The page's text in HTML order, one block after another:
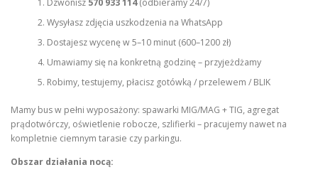
Dzwonisz 570 933 114(odbieramy 24/7)
Wysyłasz zdjęcia uszkodzenia na WhatsApp
Dostajesz wycenę w 5–10 minut (600–1200 zł)
Umawiamy się na konkretną godzinę – przyjeżdżamy
Robimy, testujemy, płacisz gotówką / przelewem / BLIK
Mamy bus w pełni wyposażony: spawarki MIG/MAG + TIG, agregat
prądotwórczy, oświetlenie robocze, szlifierki – pracujemy nawet na
kompletnie ciemnym tarasie czy parkingu.
Obszar działania nocą: